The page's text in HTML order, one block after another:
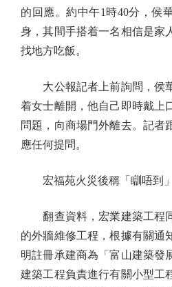
的回應。約中午1時40分，侯
身，其間手搭着一名相信是家
找地方吃飯。
大公報記者上前詢問，侯
着女士離開，他自己即時戴上
問題，向商場門外離去。記者
應任何提問。
宏福苑火災後稱「瞓唔到」
翻查資料，宏業建築工程
的外牆維修工程，根據有關通
明註冊承建商為「富山建築發
建築工程負責進行有關小型工